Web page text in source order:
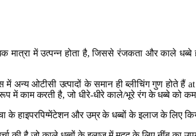
मात्रा में उत्पन्न होता है, जिससे रंजकता और काले
ओटीसी उत्पादों के समान ही ब्लीचिंग गुण होते हैं
में काम करती है, जो धीरे-धीरे काले/भूरे रंग के धब्बे को
हाइपरपिग्मेंटेशन और उम्र के धब्बों के इलाज के लिए